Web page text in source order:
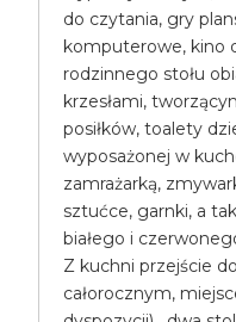
do czytania, gry
komputerowe, kino
rodzinnego stołu
krzesłami,
posiłków, toalety
wyposażonej w
zamrażarką,
sztućce, garnki, a
białego i
Z kuchni przejście
całorocznym,